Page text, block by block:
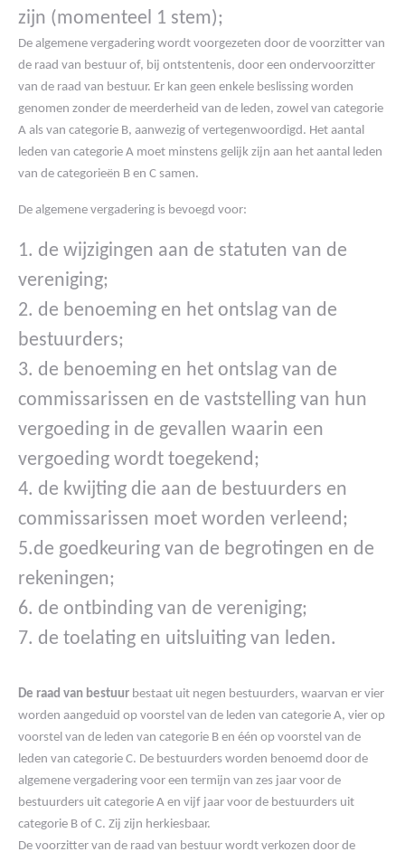
zijn (momenteel 1 stem);
De algemene vergadering wordt voorgezeten door de voorzitter van
de raad van bestuur of, bij ontstentenis, door een ondervoorzitter
van de raad van bestuur. Er kan geen enkele beslissing worden
genomen zonder de meerderheid van de leden, zowel van categorie
A als van categorie B, aanwezig of vertegenwoordigd. Het aantal
leden van categorie A moet minstens gelijk zijn aan het aantal leden
van de categorieën B en C samen.
De algemene vergadering is bevoegd voor:
1. de wijzigingen aan de statuten van de
vereniging;
2. de benoeming en het ontslag van de
bestuurders;
3. de benoeming en het ontslag van de
commissarissen en de vaststelling van hun
vergoeding in de gevallen waarin een
vergoeding wordt toegekend;
4. de kwijting die aan de bestuurders en
commissarissen moet worden verleend;
5.de goedkeuring van de begrotingen en de
rekeningen;
6. de ontbinding van de vereniging;
7. de toelating en uitsluiting van leden.
De raad van bestuur bestaat uit negen bestuurders, waarvan er vier
worden aangeduid op voorstel van de leden van categorie A, vier op
voorstel van de leden van categorie B en één op voorstel van de
leden van categorie C. De bestuurders worden benoemd door de
algemene vergadering voor een termijn van zes jaar voor de
bestuurders uit categorie A en vijf jaar voor de bestuurders uit
categorie B of C. Zij zijn herkiesbaar.
De voorzitter van de raad van bestuur wordt verkozen door de